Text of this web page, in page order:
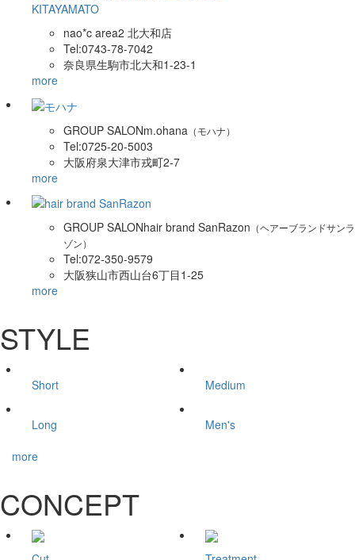
KITAYAMATO
nao*c area2 北大和店
Tel:0743-78-7042
奈良県生駒市北大和1-23-1
more
GROUP SALONm.ohana （モハナ）
Tel:0725-20-5003
大阪府泉大津市戎町2-7
more
GROUP SALONhair brand SanRazon （ヘアーブランドサンラ
ゾン）
Tel:072-350-9579
大阪狭山市西山台6丁目1-25
more
STYLE
Short Medium
Long
Men's
more
CONCEPT